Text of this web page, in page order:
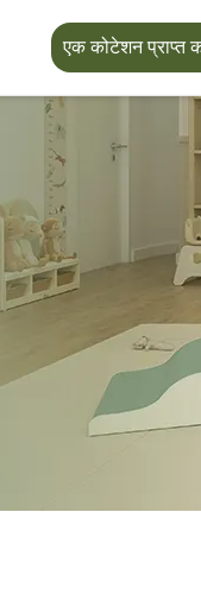
ल्यूमिन फॉरेस्ट सीरीज़
आउटडोर स्पेस
एक कोटेशन प्राप्त